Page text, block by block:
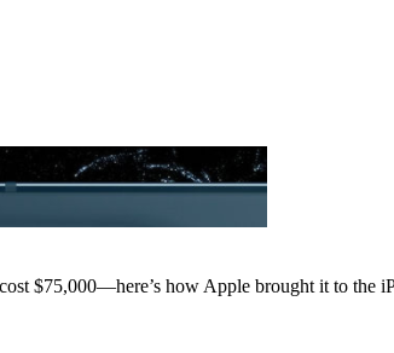
$75,000—here’s how Apple brought it to the